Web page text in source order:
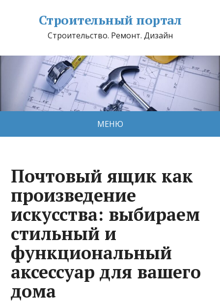
Строительный портал
Строительство. Ремонт. Дизайн
МЕНЮ
Почтовый ящик как
произведение
искусства: выбираем
стильный и
функциональный
аксессуар для вашего
дома